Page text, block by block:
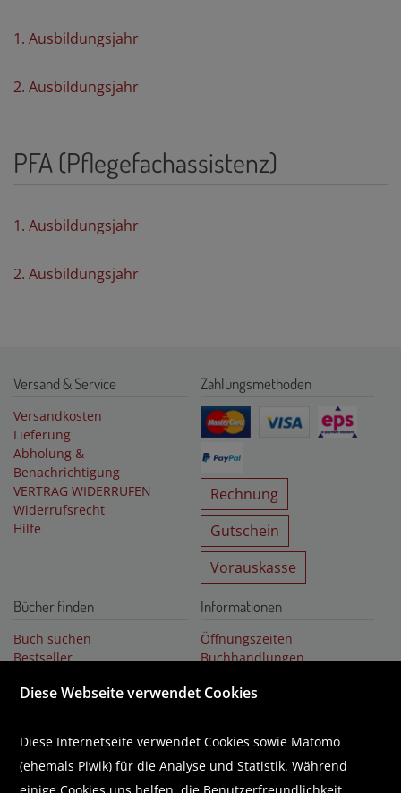
1. Ausbildungsjahr
2. Ausbildungsjahr
PFA (Pflegefachassistenz)
1. Ausbildungsjahr
2. Ausbildungsjahr
Versand & Service
Versandkosten
Lieferung
Abholung &
Benachrichtigung
VERTRAG WIDERRUFEN
Widerrufsrecht
Hilfe
Zahlungsmethoden
Rechnung
Gutschein
Vorauskasse
Bücher finden
Buch suchen
Bestseller
Literaturlisten
Informationen
Öffnungszeiten
Buchhandlungen
Karriere
Abonnieren Sie unseren Newsletter
Diese Webseite verwendet Cookies
Diese Internetseite verwendet Cookies sowie Matomo
(ehemals Piwik) für die Analyse und Statistik. Während
einige Cookies uns helfen, die Benutzerfreundlichkeit